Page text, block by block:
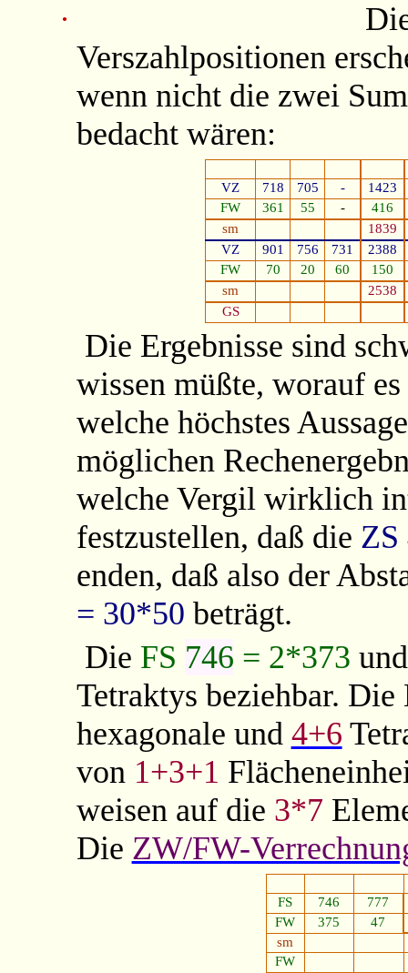
·
Verszahlpositionen
wenn nicht die zwei
bedacht wären:
VZ 718 705 -
1423
FW
361 55 -
416
sm
1839
VZ
901 756 731
2388
FW
70 20 60
150
sm
2538
GS
Die Ergebnisse sind
wissen müßte, worauf
welche höchstes
möglichen
welche Vergil wirklich
festzustellen, daß die ZS
enden, daß also der
= 30*50 beträgt.
Die FS 746 = 2*373
Tetraktys beziehbar.
hexagonale und 4+6
von 1+3+1
weisen auf die 3*7
Die ZW/FW-
FS 746
777
FW
375
47
sm
FW